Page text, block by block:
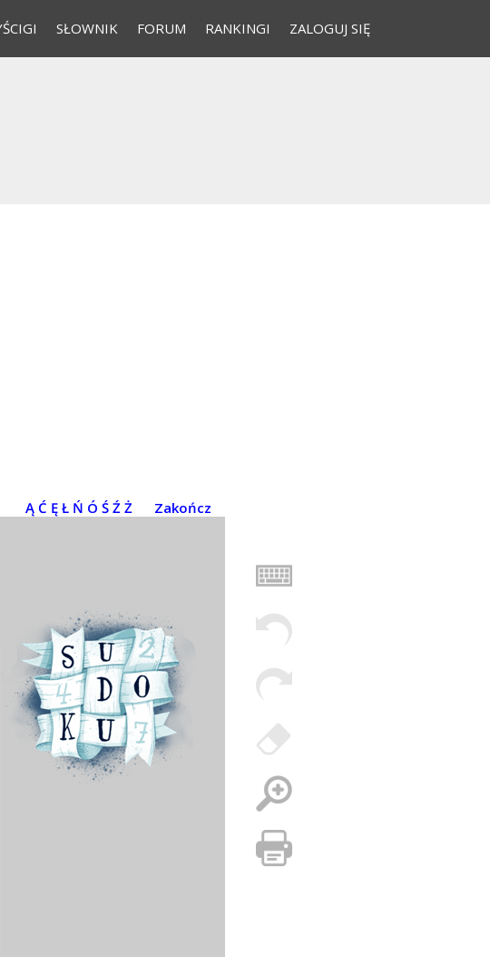
SŁOWNIK FORUM RANKINGI ZALOGUJ SIĘ
Zakończ
Ą Ć Ę Ł Ń Ó Ś Ź Ż